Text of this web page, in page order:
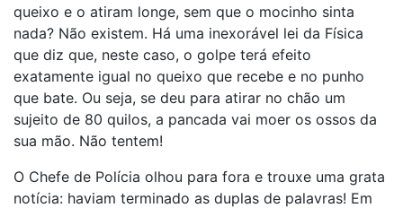
queixo e o atiram longe, sem que o mocinho sinta
nada? Não existem. Há uma inexorável lei da Física
que diz que, neste caso, o golpe terá efeito
exatamente igual no queixo que recebe e no punho
que bate. Ou seja, se deu para atirar no chão um
sujeito de 80 quilos, a pancada vai moer os ossos da
sua mão. Não tentem!
O Chefe de Polícia olhou para fora e trouxe uma grata
notícia: haviam terminado as duplas de palavras! Em